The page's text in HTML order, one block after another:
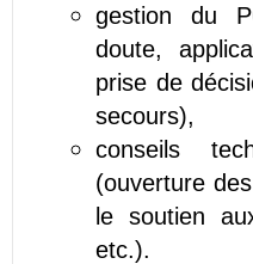
gestion du
doute,
prise de
secours),
conseils
(ouverture
le soutien
etc.).